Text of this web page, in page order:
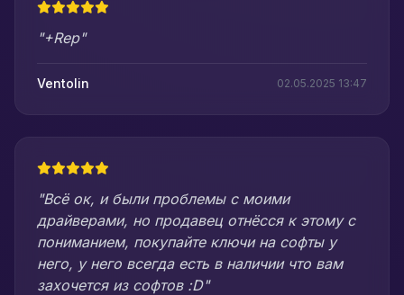
"+Rep"
Ventolin 02.05.2025 13:47
"Всё ок, и были проблемы с моими
драйверами, но продавец отнёсся к этому с
пониманием, покупайте ключи на софты у
него, у него всегда есть в наличии что вам
захочется из софтов :D"